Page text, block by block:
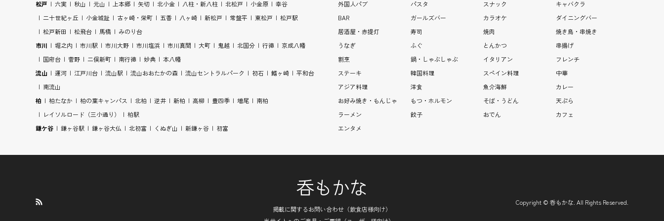
松戸 六実 秋山 元山 上本郷 矢切 北小金 八柱・新八柱 北松戸 小金原
幸谷
二十世紀ヶ丘
小金城趾 古ヶ崎・栄町 五香 八ヶ崎 新松戸 常盤平 東松戸
松戸駅
松戸新田
松飛台 馬橋
みのり台
市川
堀之内 市川駅 市川大野 市川塩浜 市川真間 大町 鬼越 北国分 行徳
京成八幡
国府台
菅野 二俣新町 南行徳 妙典
本八幡
流山
運河 江戸川台 流山駅 流山おおたかの森 流山セントラルパーク 初石 鰭ヶ崎
平和台
南流山
柏
柏たなか 柏の葉キャンパス 北柏 逆井 新柏 高柳 豊四季 増尾
南柏
レイソルロード（三小通り）
柏駅
鎌ケ谷
鎌ヶ谷駅 鎌ヶ谷大仏 北初富 くぬぎ山 新鎌ヶ谷 初富
外国人パブ パスタ スナック
キャバクラ
BAR
ガールズバー カラオケ
ダイニングバー
居酒屋・赤提灯
寿司 焼肉
焼き鳥・串焼き
うなぎ
ふぐ とんかつ
串揚げ
割烹
鍋・しゃぶしゃぶ イタリアン
フレンチ
ステーキ
韓国料理 スペイン料理
中華
アジア料理
洋食 魚介海鮮
カレー
お好み焼き・もんじゃ
もつ・ホルモン そば・うどん
天ぷら
ラーメン
餃子 おでん
カフェ
エンタメ
呑もかな
掲載に関するお問い合わせ（飲食店様向け）
Copyright © 呑もかな . All Rights Reserved.